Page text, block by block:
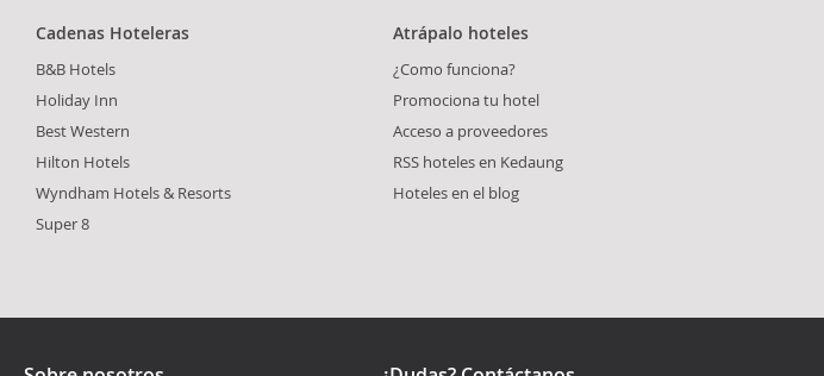
Cadenas Hoteleras
B&B Hotels
Holiday Inn
Best Western
Hilton Hotels
Wyndham Hotels & Resorts
Super 8
Atrápalo hoteles
¿Como funciona?
Promociona tu hotel
Acceso a proveedores
RSS hoteles en Kedaung
Hoteles en el blog